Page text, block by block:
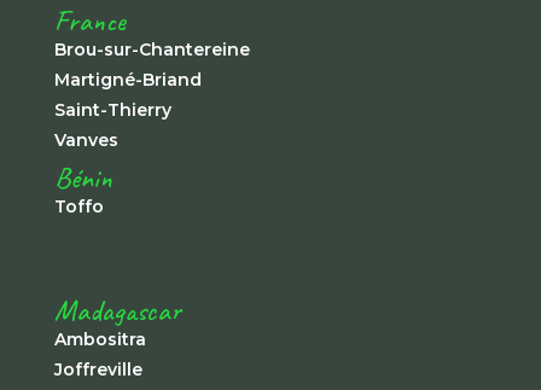
France
Brou-sur-Chantereine
Martigné-Briand
Saint-Thierry
Vanves
Bénin
Toffo
Madagascar
Ambositra
Joffreville